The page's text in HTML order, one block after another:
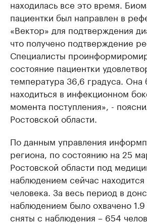
находилась все это время.
пациентки был направлен в
«Вектор» для подтверждения
что получено подтверждение
Специалисты
состояние пациентки
температура 36,6 градуса. Она
находиться в инфекционном
момента поступления», -
Ростовской области.
По данным управления
региона, по состоянию на 25
Ростовской области под
наблюдением сейчас находится
человека. За весь период в
наблюдением было охвачено 1.9
сняты с наблюдения – 654